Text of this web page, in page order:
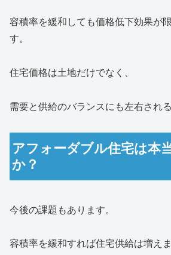
容積率を緩和しても価格低下効果が
す。
住宅価格は土地だけでなく、
需要と供給のバランスにも左右され
アフォーダブル住宅は本
か？
今後の課題もあります。
容積率を緩和すれば住宅供給は増えま